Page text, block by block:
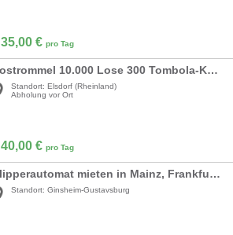
35,00 € pro Tag
Lostrommel 10.000 Lose 300 Tombola-Kugeln Fassungsvermögen professionell Los-Drehkäfig 2 Schlüssel
Standort: Elsdorf (Rheinland)
Abholung vor Ort
40,00 € pro Tag
Flipperautomat mieten in Mainz, Frankfurt Main
Standort: Ginsheim-Gustavsburg